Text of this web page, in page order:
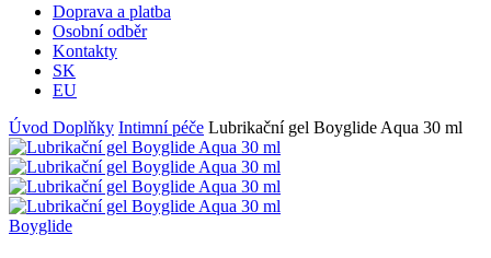
Doprava a platba
Osobní odběr
Kontakty
SK
EU
Úvod Doplňky Intimní péče Lubrikační gel Boyglide Aqua 30 ml
Boyglide